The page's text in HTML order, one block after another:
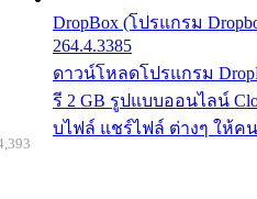
DropBox (โปรแกรม
264.4.3385
ดาวน์โหลดโปรแกรม
รี 2 GB รูปแบบออนไลน์
บไฟล์ แชร์ไฟล์ ต่างๆ ให้ค